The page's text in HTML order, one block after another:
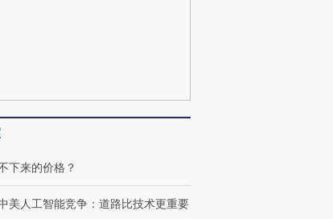
下来的价格？
美人工智能竞争：道路比技术更重要